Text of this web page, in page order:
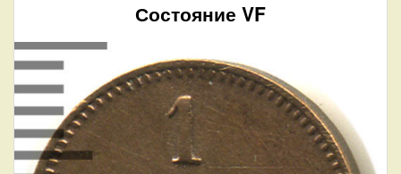
Состояние VF